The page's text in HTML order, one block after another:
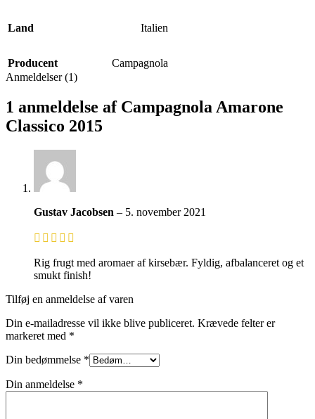
Land Italien
Producent
Campagnola
Anmeldelser (1)
1 anmeldelse af Campagnola Amarone
Classico 2015
Gustav Jacobsen – 5. november 2021
Rig frugt med aromaer af kirsebær. Fyldig, afbalanceret og et
smukt finish!
Tilføj en anmeldelse af varen
Din e-mailadresse vil ikke blive publiceret. Krævede felter er
markeret med *
Din bedømmelse *
Din anmeldelse *